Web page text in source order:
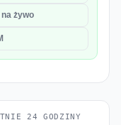
żywo
24 GODZINY